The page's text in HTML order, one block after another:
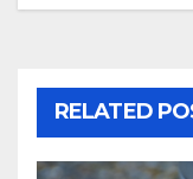
RELATED